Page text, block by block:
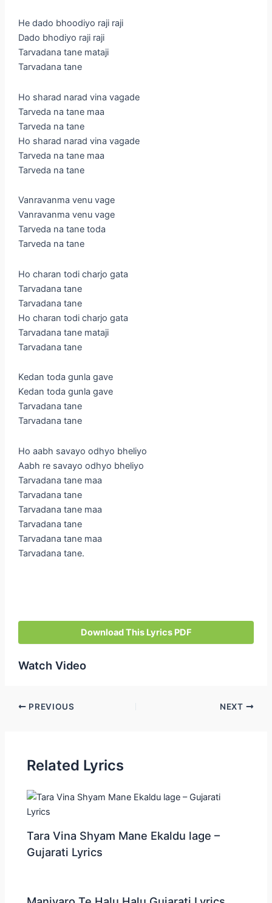
He dado bhoodiyo raji raji
Dado bhodiyo raji raji
Tarvadana tane mataji
Tarvadana tane
Ho sharad narad vina vagade
Tarveda na tane maa
Tarveda na tane
Ho sharad narad vina vagade
Tarveda na tane maa
Tarveda na tane
Vanravanma venu vage
Vanravanma venu vage
Tarveda na tane toda
Tarveda na tane
Ho charan todi charjo gata
Tarvadana tane
Tarvadana tane
Ho charan todi charjo gata
Tarvadana tane mataji
Tarvadana tane
Kedan toda gunla gave
Kedan toda gunla gave
Tarvadana tane
Tarvadana tane
Ho aabh savayo odhyo bheliyo
Aabh re savayo odhyo bheliyo
Tarvadana tane maa
Tarvadana tane
Tarvadana tane maa
Tarvadana tane
Tarvadana tane maa
Tarvadana tane.
Download This Lyrics PDF
Watch Video
Post
PREVIOUS NEXT
Related Lyrics
Tara Vina Shyam Mane Ekaldu lage –
Gujarati Lyrics